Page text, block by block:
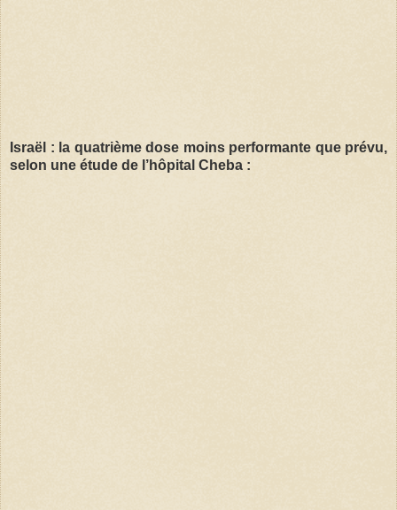
Israël : la quatrième dose moins performante que prévu,
selon une étude de l’hôpital Cheba :